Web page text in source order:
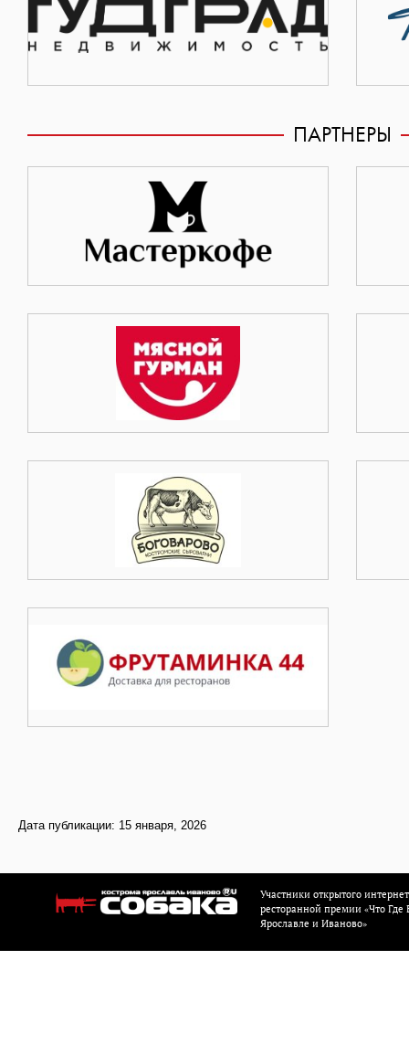
ПАРТНЕРЫ
Дата публикации: 15 января, 2026
Участники открытого
ресторанной премии «Что Где
Ярославле и Иваново»